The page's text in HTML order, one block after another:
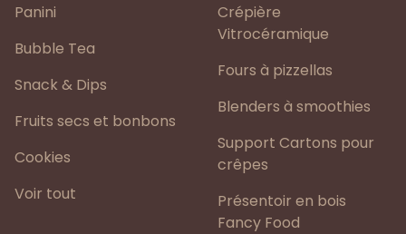
Panini
Bubble Tea
Snack & Dips
Fruits secs et bonbons
Cookies
Voir tout
Crépière
Vitrocéramique
Fours à pizzellas
Blenders à smoothies
Support Cartons pour
crêpes
Présentoir en bois
Fancy Food